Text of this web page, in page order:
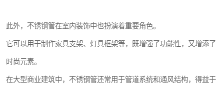
此外，不锈钢管在室内装饰中也扮演着重要角色。
它可以用于制作家具支架、灯具框架等，既增强了功能性，又增添了
时尚元素。
在大型商业建筑中，不锈钢管还常用于管道系统和通风结构，得益于